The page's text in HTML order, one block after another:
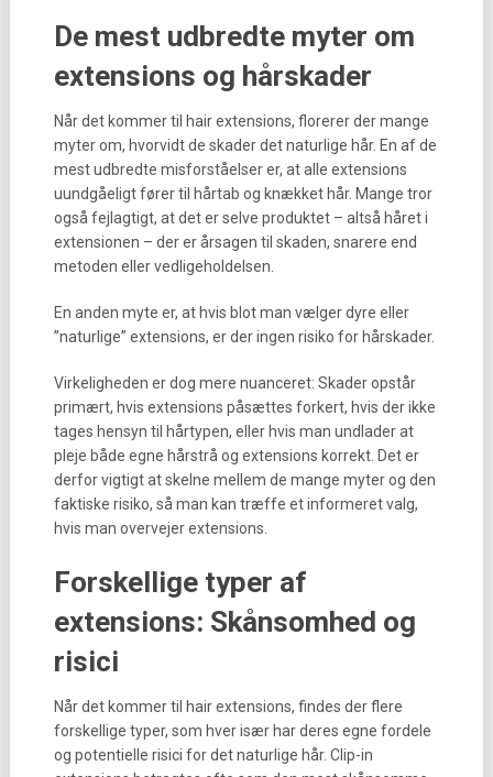
De mest udbredte myter om
extensions og hårskader
Når det kommer til hair extensions, florerer der mange
myter om, hvorvidt de skader det naturlige hår. En af de
mest udbredte misforståelser er, at alle extensions
uundgåeligt fører til hårtab og knækket hår. Mange tror
også fejlagtigt, at det er selve produktet – altså håret i
extensionen – der er årsagen til skaden, snarere end
metoden eller vedligeholdelsen.
En anden myte er, at hvis blot man vælger dyre eller
”naturlige” extensions, er der ingen risiko for hårskader.
Virkeligheden er dog mere nuanceret: Skader opstår
primært, hvis extensions påsættes forkert, hvis der ikke
tages hensyn til hårtypen, eller hvis man undlader at
pleje både egne hårstrå og extensions korrekt. Det er
derfor vigtigt at skelne mellem de mange myter og den
faktiske risiko, så man kan træffe et informeret valg,
hvis man overvejer extensions.
Forskellige typer af
extensions: Skånsomhed og
risici
Når det kommer til hair extensions, findes der flere
forskellige typer, som hver især har deres egne fordele
og potentielle risici for det naturlige hår. Clip-in